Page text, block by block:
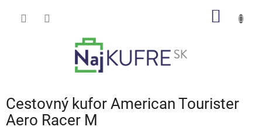
Cestovný kufor American Tourister
Aero Racer M